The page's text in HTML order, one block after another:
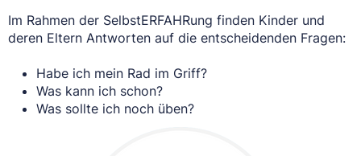
Im Rahmen der SelbstERFAHRung finden Kinder und
deren Eltern Antworten auf die entscheidenden Fragen:
Habe ich mein Rad im Griff?
Was kann ich schon?
Was sollte ich noch üben?